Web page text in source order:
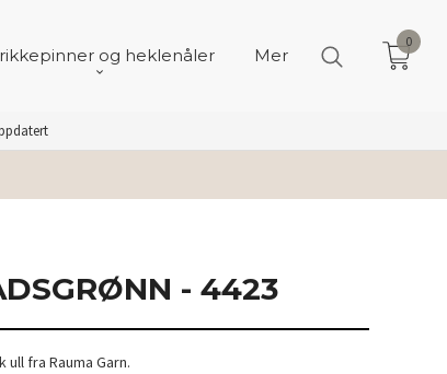
og heklenåler Mer
0
- 4423
fra Rauma Garn.